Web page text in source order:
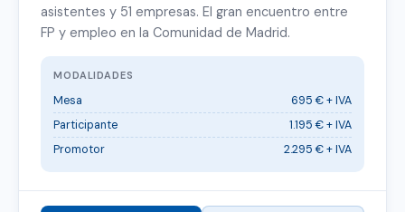
asistentes y 51 empresas. El gran encuentro entre
FP y empleo en la Comunidad de Madrid.
MODALIDADES
Mesa
695 € + IVA
Participante
1.195 € + IVA
Promotor
2.295 € + IVA